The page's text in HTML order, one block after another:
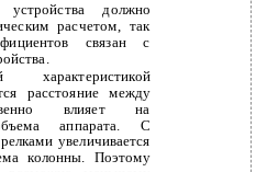
устройства должно
расчетом, так
связан с
характеристикой
расстояние между
влияет на
аппарата. С
увеличивается
колонны. Поэтому